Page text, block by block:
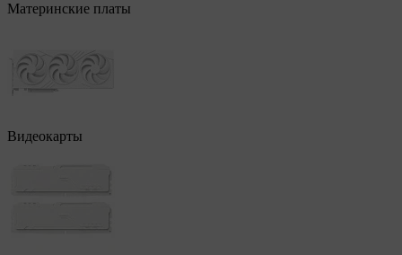
Материнские платы
Видеокарты